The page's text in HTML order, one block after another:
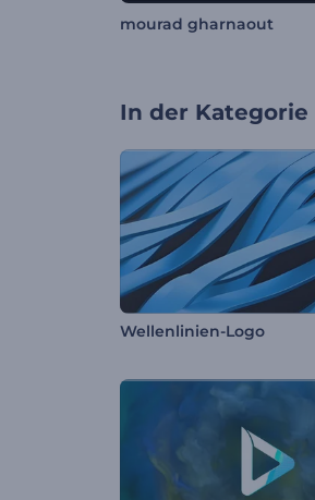
mourad gharnaout
In der Kategorie
Wellenlinien-Logo